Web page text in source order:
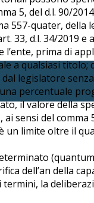
5, del d.l. 90/
557-quater,
33, d.l. 34/2019
l’ente, prima di
qualsiasi titolo;
legislatore
percentuale
il valore della
sensi del
limite oltre il
dell’an della
la